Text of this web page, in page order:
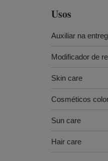
Usos
Auxiliar na
Modificador de
Skin care
Cosméticos
Sun care
Hair care